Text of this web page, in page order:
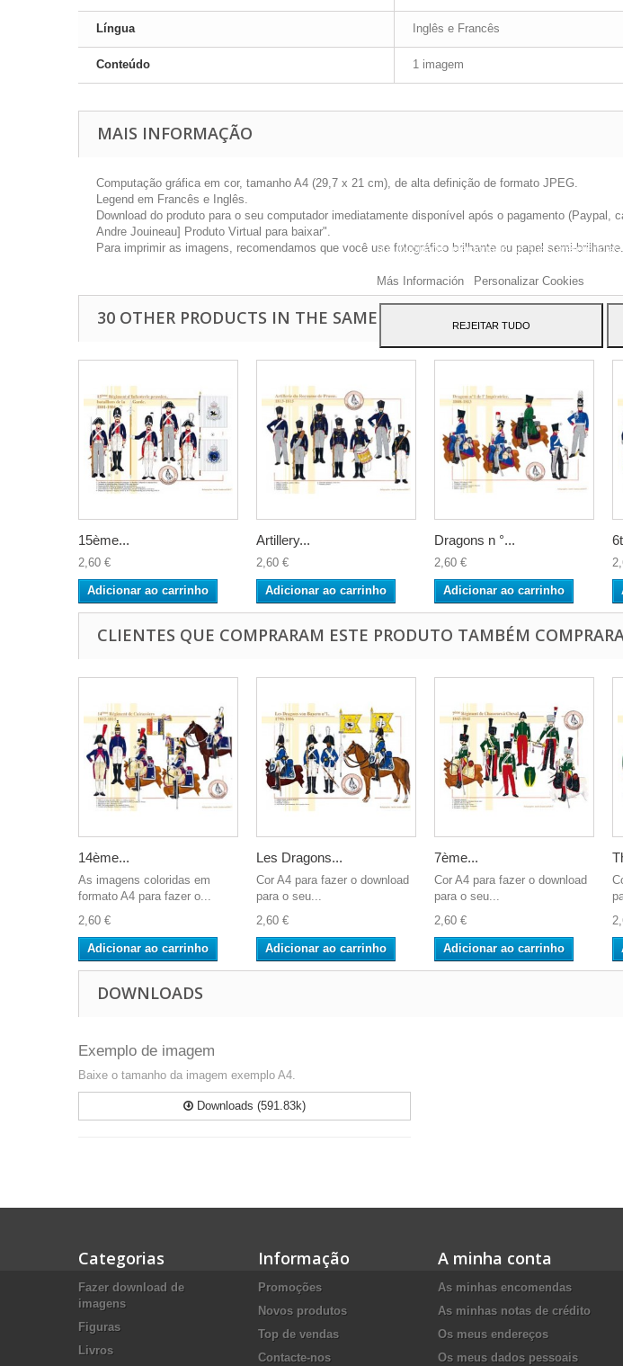
Língua Inglês e Francês
Conteúdo 1 imagem
MAIS INFORMAÇÃO
Computação gráfica em cor, tamanho A4 (29,7 x 21 cm), de alta definição de formato JPEG.
Legend em Francês e Inglês.
Download do produto para o seu computador imediatamente disponível após o pagamento
Andre Jouineau] Produto Virtual para baixar".
Para imprimir as imagens, recomendamos que você use fotográfico brilhante ou papel semi-brilhante.
30 OTHER PRODUCTS IN THE SAME CATEGORY:
15ème...
2,60 €
Adicionar ao carrinho
Artillery...
2,60 €
Adicionar ao carrinho
Dragons n °...
2,60 €
Adicionar ao carrinho
CLIENTES QUE COMPRARAM ESTE PRODUTO TAMBÉM
14ème...
As imagens coloridas em
formato A4 para fazer o...
2,60 €
Adicionar ao carrinho
Les Dragons...
Cor A4 para fazer o download
para o seu...
2,60 €
Adicionar ao carrinho
7ème...
Cor A4 para fazer o download
para o seu...
2,60 €
Adicionar ao carrinho
DOWNLOADS
Exemplo de imagem
Baixe o tamanho da imagem exemplo A4.
Downloads (591.83k)
Categorias
Fazer download de
imagens
Figuras
Livros
Informação
Promoções
Novos produtos
Top de vendas
Contacte-nos
A minha conta
As minhas encomendas
As minhas notas de crédito
Os meus endereços
Os meus dados pessoais
a publicidade relacionada às suas
Más Información
Personalizar Cookies
REJEITAR TUDO